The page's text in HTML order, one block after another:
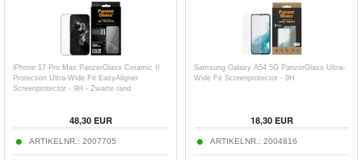
iPhone 17 Pro Max PanzerGlass Ceramic II
Protection Ultra-Wide Fit EasyAligner
Screenprotector - 9H - Zwarte rand
48,30EUR
ARTIKELNR.: 2007705
Samsung Galaxy A54 5G PanzerGlass Ultra-
Wide Fit Screenprotector - 9H
18,30EUR
ARTIKELNR.: 2004816